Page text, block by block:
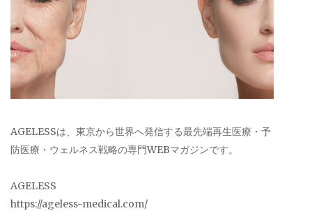
AGELESSは、東京から世界へ発信する最先端再生医療・予
防医療・ウェルネス戦略の専門WEBマガジンです。
AGELESS
https://ageless-medical.com/